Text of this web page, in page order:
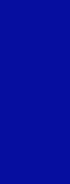
radiador